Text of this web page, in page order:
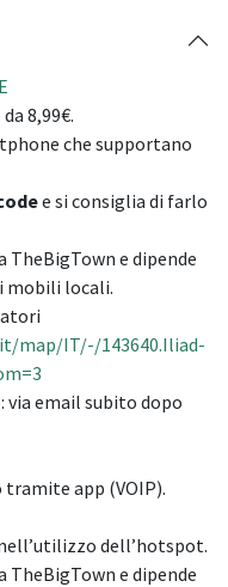
8,99€.
che supportano
e si consiglia di farlo
TheBigTown e dipende
mobili locali.
map/IT/-/143640.Iliad-
via email subito dopo
app (VOIP).
dell’hotspot.
TheBigTown e dipende